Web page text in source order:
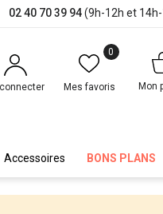
02 40 70 39 94(9h-12h et
0
Mes favoris Mon
Accessoires BONS PLANS